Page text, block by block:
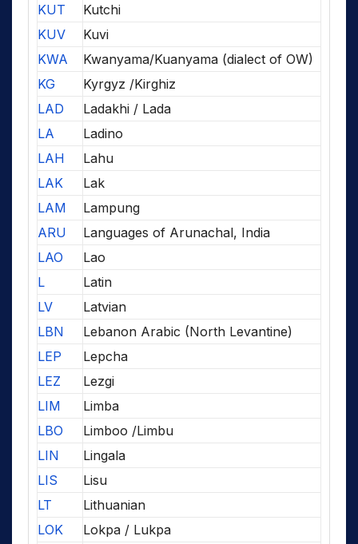
KUT
Kutchi
KUV
Kuvi
KWA
Kwanyama/Kuanyama (dialect of OW)
KG
Kyrgyz /Kirghiz
LAD
Ladakhi / Lada
LA
Ladino
LAH
Lahu
LAK
Lak
LAM
Lampung
ARU
Languages of Arunachal, India
LAO
Lao
L
Latin
LV
Latvian
LBN
Lebanon Arabic (North Levantine)
LEP
Lepcha
LEZ
Lezgi
LIM
Limba
LBO
Limboo /Limbu
LIN
Lingala
LIS
Lisu
LT
Lithuanian
LOK
Lokpa / Lukpa